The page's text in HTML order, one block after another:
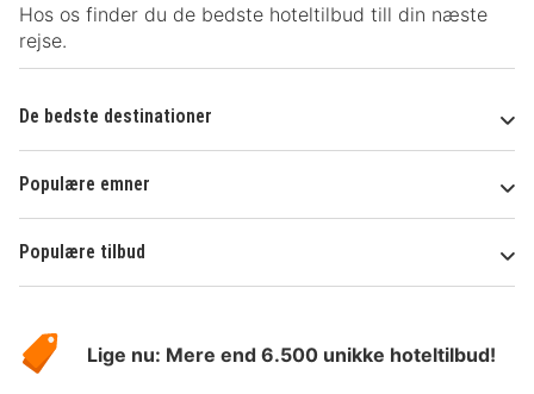
Ovenstående liste er muligvis ikke fuldstændig.
Gebyrer og depositummer inkluderer muligvis ikke
- Generel information:
Som følge af nationale reguleringer kan der ikke
overføres mere end 1000 EUR i kontanter på dette
overnatningssted. Kontakt overnatningsstedet via
kontaktoplysningerne i reservationsbekræftelsen
Der er mulighed for kontaktløs betaling for alle
transaktioner.
Hos os finder du de bedste hoteltilbud till din næste
rejse.
De bedste destinationer
Populære emner
Populære tilbud
HotelSpecials
Lige nu: Mere end 6.500 unikke hoteltilbud!